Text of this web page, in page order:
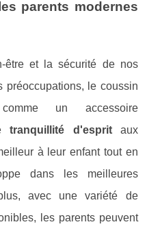
parents modernes
être et la sécurité de nos
le coussin
un accessoire
tranquillité d'espritaux
à leur enfant tout en
dans les meilleures
avec une variété de
les parents peuvent